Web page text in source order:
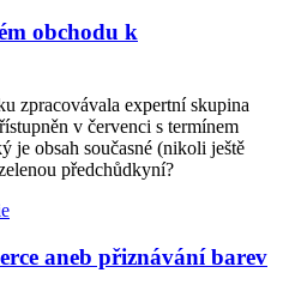
obchodu k
zpracovávala expertní skupina
v červenci s termínem
je obsah současné (nikoli ještě
předchůdkyní?
aneb přiznávání barev